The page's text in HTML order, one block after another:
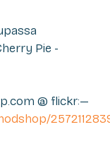
Pie -
@ flickr:—